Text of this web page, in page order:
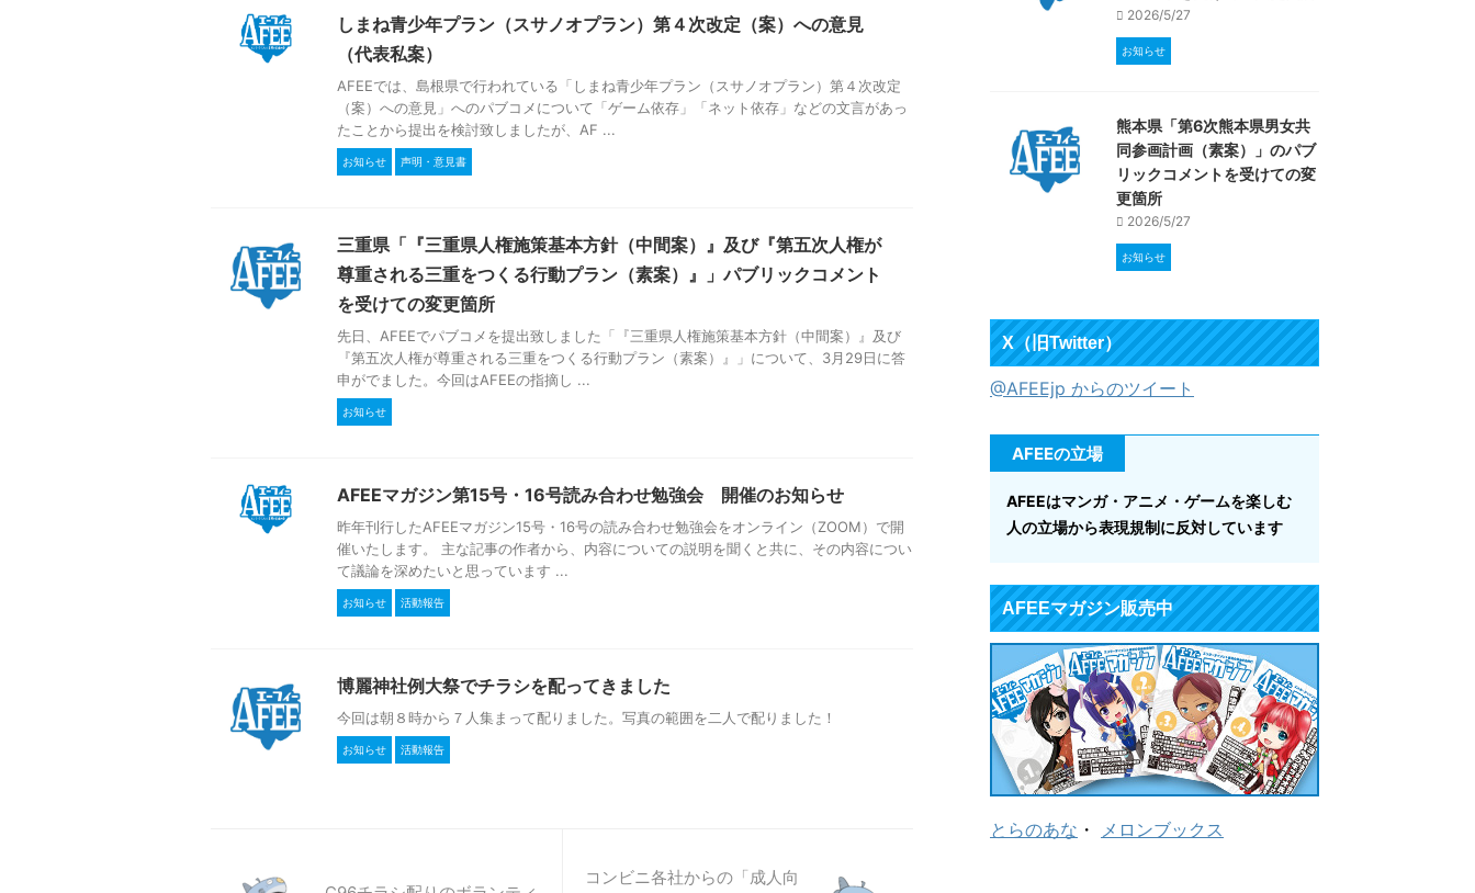
しまね青少年プラン（スサノオプラン）第４次改定（案）への意見
（代表私案）
AFEEでは、島根県で行われている「しまね青少年プラン（スサノオプラン）第４次改定
（案）への意見」へのパブコメについて「ゲーム依存」「ネット依存」などの文言があっ
たことから提出を検討致しましたが、AF ...
お知らせ 声明・意見書
三重県「『三重県人権施策基本方針（中間案）』及び『第五次人権が
尊重される三重をつくる行動プラン（素案）』」パブリックコメント
を受けての変更箇所
先日、AFEEでパブコメを提出致しました「『三重県人権施策基本方針（中間案）』及び
『第五次人権が尊重される三重をつくる行動プラン（素案）』」について、3月29日に答
申がでました。今回はAFEEの指摘し ...
お知らせ
AFEEマガジン第15号・16号読み合わせ勉強会 開催のお知らせ
昨年刊行したAFEEマガジン15号・16号の読み合わせ勉強会をオンライン（ZOOM）で開
催いたします。 主な記事の作者から、内容についての説明を聞くと共に、その内容につい
て議論を深めたいと思っています ...
お知らせ 活動報告
博麗神社例大祭でチラシを配ってきました
今回は朝８時から７人集まって配りました。写真の範囲を二人で配りました！
お知らせ 活動報告
コンビニ各社からの「成人向
2026/5/27
お知らせ
熊本県「第6次熊本県男女共
同参画計画（素案）」のパブ
リックコメントを受けての変
更箇所
2026/5/27
お知らせ
X（旧Twitter）
@AFEEjp からのツイート
AFEEの立場
AFEEはマンガ・アニメ・ゲームを楽しむ
人の立場から表現規制に反対しています
AFEEマガジン販売中
とらのあな ・ メロンブックス